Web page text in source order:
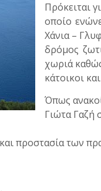
Πρόκειται
οποίο
Χάνια –
δρόμος
χωριά
κάτοικοι
Όπως
Γιώτα Γαζή
προστασία των